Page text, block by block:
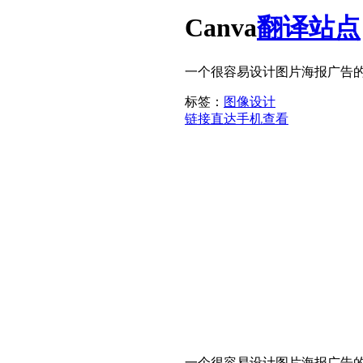
Canva翻译站点
一个很容易设计图片海报广告
标签： 图像设计
链接直达手机查看